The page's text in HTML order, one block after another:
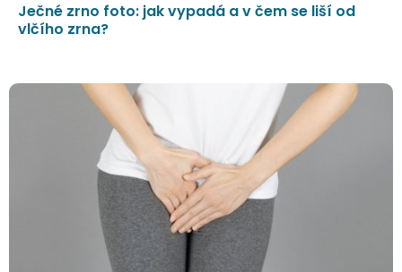
Ječné zrno foto: jak vypadá a v čem se liší od
vlčího zrna?